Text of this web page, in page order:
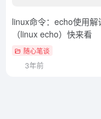
linux命令：echo使用解
（linux echo）快来看
随心笔谈
3年前